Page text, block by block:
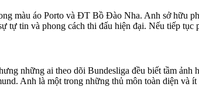
màu áo Porto và ĐT Bồ Đào Nha. Anh sở hữu
tin và phong cách thi đấu hiện đại. Nếu tiếp tục
những ai theo dõi Bundesliga đều biết tầm
Anh là một trong những thủ môn toàn diện và ít